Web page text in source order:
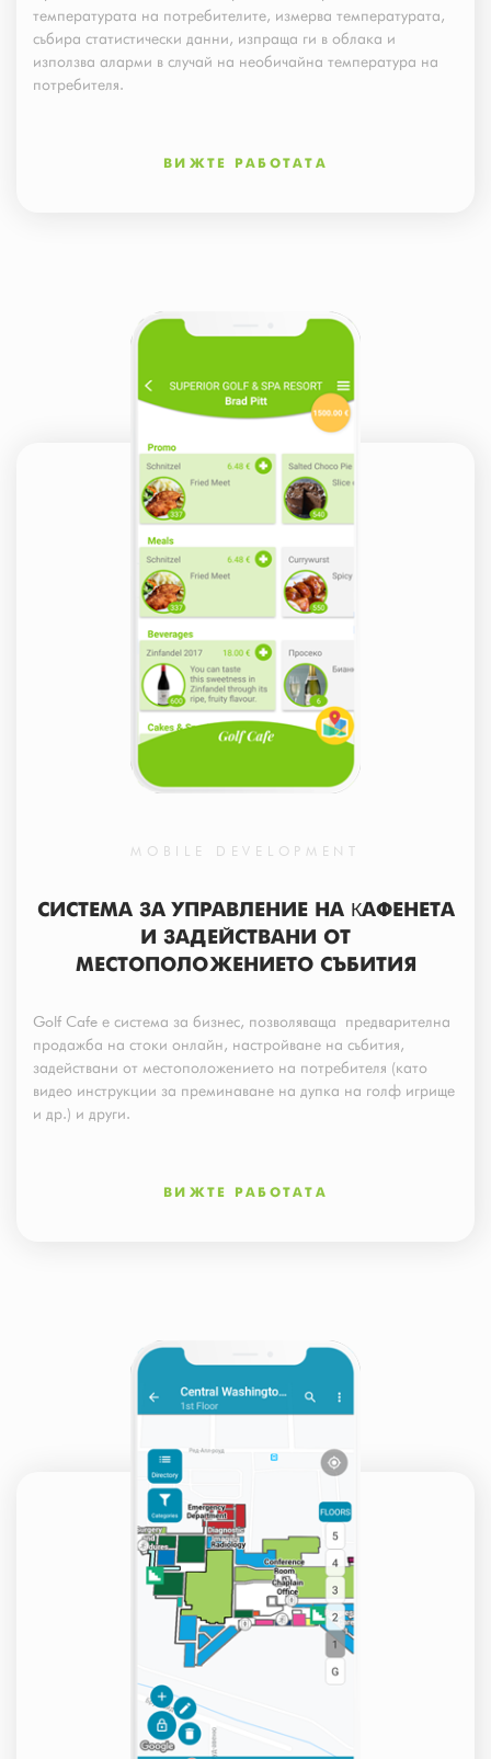
температурата на потребителите, измерва температурата,
събира статистически данни, изпраща ги в облака и
използва аларми в случай на необичайна температура на
потребителя.
ВИЖТЕ РАБОТАТА
MOBILE DEVELOPMENT
СИСТЕМА ЗА УПРАВЛЕНИЕ НА КАФЕНЕТА
И ЗАДЕЙСТВАНИ ОТ
МЕСТОПОЛОЖЕНИЕТО СЪБИТИЯ
Golf Cafe е система за бизнес, позволяваща предварителна
продажба на стоки онлайн, настройване на събития,
задействани от местоположението на потребителя (като
видео инструкции за преминаване на дупка на голф игрище
и др.) и други.
ВИЖТЕ РАБОТАТА